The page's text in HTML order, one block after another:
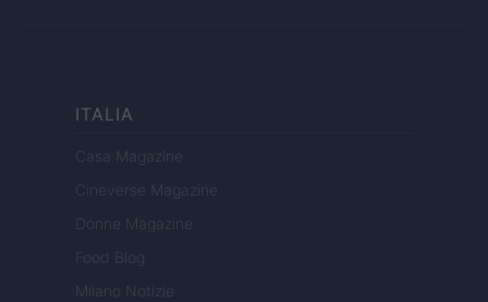
ITALIA
Casa Magazine
Cineverse Magazine
Donne Magazine
Food Blog
Milano Notizie